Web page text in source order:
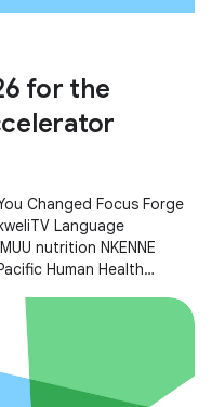
for the
Changed Focus Forge
Language
nutrition NKENNE
Human Health